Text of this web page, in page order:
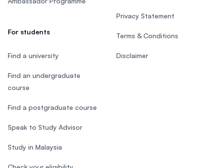
For students
Find a university
Find an undergraduate
course
Find a postgraduate course
Speak to Study Advisor
Study in Malaysia
Privacy Statement
Terms & Conditions
Disclaimer